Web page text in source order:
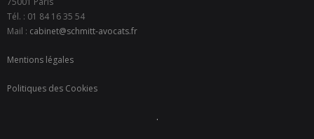
Tél. : 01 84 16 35 54
Mail : cabinet@schmitt-avocats.fr
Mentions légales
Politiques des Cookies
.